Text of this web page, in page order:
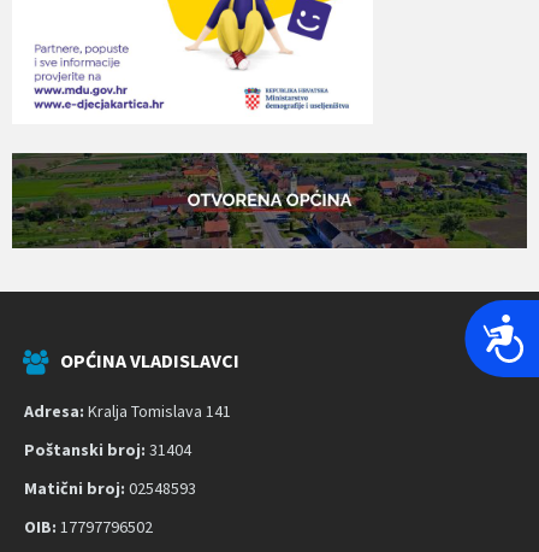
P
r
OPĆINA VLADISLAVCI
Adresa: Kralja Tomislava 141
Poštanski broj: 31404
Matični broj: 02548593
OIB: 17797796502